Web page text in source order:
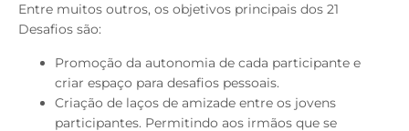
Entre muitos outros, os objetivos principais dos 21
Desafios são:
Promoção da autonomia de cada participante e
criar espaço para desafios pessoais.
Criação de laços de amizade entre os jovens
participantes. Permitindo aos irmãos que se